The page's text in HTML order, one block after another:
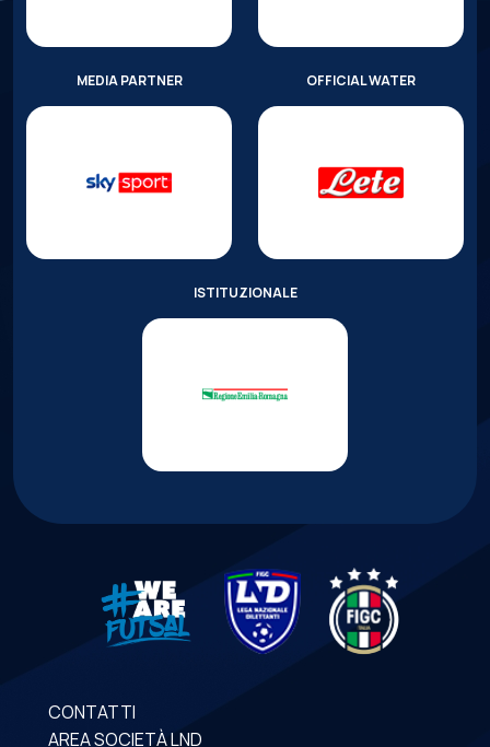
MEDIA PARTNER OFFICIAL WATER
ISTITUZIONALE
CONTATTI
AREA SOCIETÀ LND